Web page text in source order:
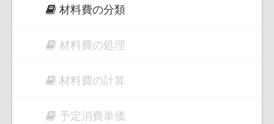
材料費の分類
材料費の処理
材料費の計算
予定消費単価